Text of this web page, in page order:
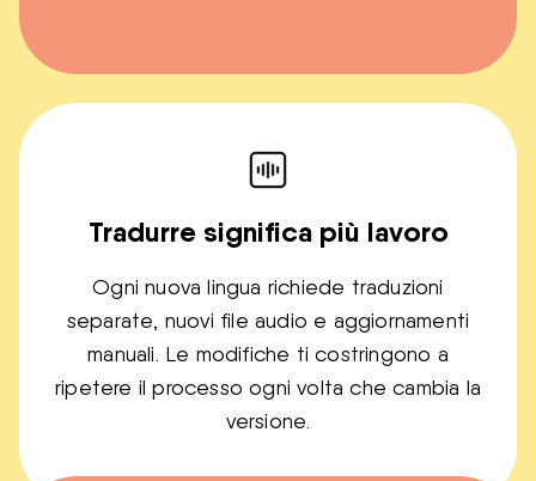
Tradurre significa più lavoro
Ogni nuova lingua richiede traduzioni
separate, nuovi file audio e aggiornamenti
manuali. Le modifiche ti costringono a
ripetere il processo ogni volta che cambia la
versione.